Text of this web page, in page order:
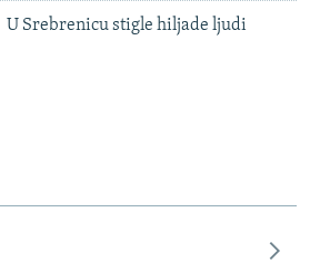
U Srebrenicu stigle hiljade ljudi